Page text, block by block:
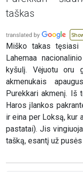
taškas
Miško takas tęsiasi
Lahemaa
kyšulį. Vėjuotu oru
akmenukais
Purekkari akmenį. Iš
Haros įlankos
ir eina per Loksą, kur
pastatai). Jis
tašką, esantį už